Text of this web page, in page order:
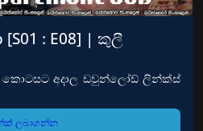
[S01 : E08] | කුලී
කොටසට අදාල ඩවුන්ලෝඩ් ලින්ක්ස්
ලබාගන්න